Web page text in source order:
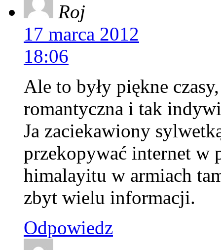
Roj
17 marca 2012
18:06
Ale to były piękne
romantyczna i tak
Ja zaciekawiony
przekopywać internet w
himalayitu w armiach
zbyt wielu informacji.
Odpowiedz